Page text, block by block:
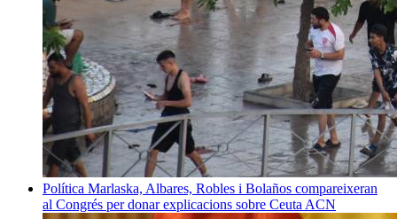
Política Marlaska, Albares, Robles i Bolaños compareixeran
al Congrés per donar explicacions sobre Ceuta ACN